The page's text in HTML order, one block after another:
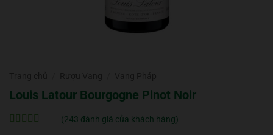
Louis Latour Bourgogne Pinot Noir
(243 đánh giá của khách hàng)